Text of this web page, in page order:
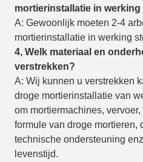
mortierinstallatie in werking
A: Gewoonlijk moeten 2-4
mortierinstallatie in werking
4, Welk materiaal en
verstrekken?
A: Wij kunnen u verstrekken
droge mortierinstallatie van
om mortiermachines,
formule van droge mortieren,
technische ondersteuning
levenstijd.